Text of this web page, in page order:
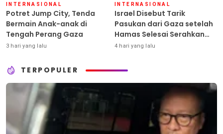
INTERNASIONAL
Potret Jump City, Tenda
Bermain Anak-anak di
Tengah Perang Gaza
3 hari yang lalu
INTERNASIONAL
Israel Disebut Tarik
Pasukan dari Gaza setelah
Hamas Selesai Serahkan
Senjata
4 hari yang lalu
TERPOPULER